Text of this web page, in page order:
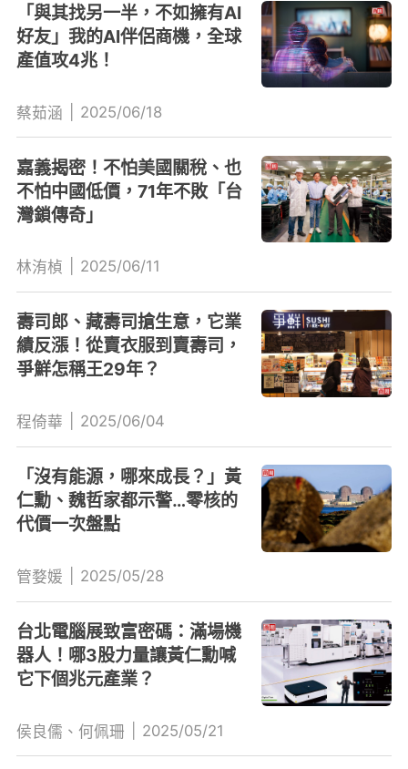
「與其找另一半，不如擁有AI
好友」我的AI伴侶商機，全球
產值攻4兆！
蔡茹涵 2025/06/18
嘉義揭密！不怕美國關稅、也
不怕中國低價，71年不敗「台
灣鎖傳奇」
林洧楨 2025/06/11
壽司郎、藏壽司搶生意，它業
績反漲！從賣衣服到賣壽司，
爭鮮怎稱王29年？
程倚華 2025/06/04
「沒有能源，哪來成長？」黃
仁勳、魏哲家都示警…零核的
代價一次盤點
管婺媛 2025/05/28
台北電腦展致富密碼：滿場機
器人！哪3股力量讓黃仁勳喊
它下個兆元產業？
侯良儒、何佩珊 2025/05/21